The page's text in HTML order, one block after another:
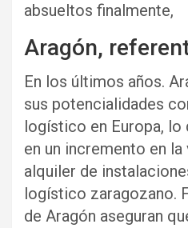
absueltos finalmente,
Aragón,
En los últimos años.
sus potencialidades
logístico en Europa, lo
en un incremento en
alquiler de
logístico zaragozano.
de Aragón aseguran